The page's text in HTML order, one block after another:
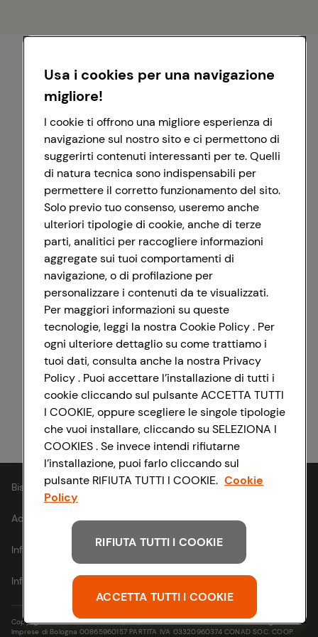
Registrati con Google
Registrati con Facebook
Registrati con Apple
Bisogno di aiuto?
Accessibilità
Informativa cookie
Informativa privacy
Copyright © 2021- Via Michelino, 59 | 40127 BOLOGNA Codice Fiscale e Registro
Imprese di Bologna 00865960157 PARTITA IVA 03320960374 CONAD SOC. COOP.
Usa i cookies per una navigazione
migliore!
I cookie ti offrono una migliore esperienza di
navigazione sul nostro sito e ci permettono di
suggerirti contenuti interessanti per te. Quelli
di natura tecnica sono indispensabili per
permettere il corretto funzionamento del sito.
Solo previo tuo consenso, useremo anche
ulteriori tipologie di cookie, anche di terze
parti, analitici per raccogliere informazioni
aggregate sui tuoi comportamenti di
navigazione, o di profilazione per
personalizzare i contenuti da te visualizzati.
Per maggiori informazioni su queste
tecnologie, leggi la nostra Cookie Policy . Per
ogni ulteriore dettaglio su come trattiamo i
tuoi dati, consulta anche la nostra Privacy
Policy . Puoi accettare l’installazione di tutti i
cookie cliccando sul pulsante ACCETTA TUTTI
I COOKIE, oppure scegliere le singole tipologie
che vuoi installare, cliccando su SELEZIONA I
COOKIES . Se invece intendi rifiutarne
l’installazione, puoi farlo cliccando sul
pulsante RIFIUTA TUTTI I COOKIE. Cookie
Policy
RIFIUTA TUTTI I COOKIE
ACCETTA TUTTI I COOKIE